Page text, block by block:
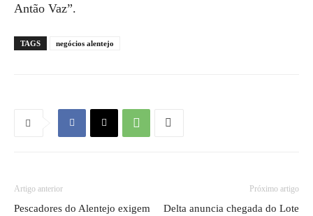
Antão Vaz”.
TAGS negócios alentejo
Artigo anterior
Pescadores do Alentejo exigem
Próximo artigo
Delta anuncia chegada do Lote